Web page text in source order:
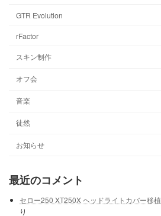
GTR Evolution
rFactor
スキン制作
オフ会
音楽
徒然
お知らせ
最近のコメント
セロー250 XT250X ヘッドライトカバー移植
り